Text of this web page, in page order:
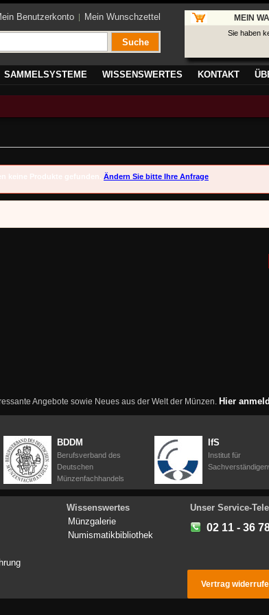
Benutzerkonto Mein Wunschzettel
Suche
MEIN
Sie haben
SAMMELSYSTEME WISSENSWERTES KONTAKT
keine Produkte gefunden. Ändern Sie bitte Ihre Anfrage
Angebote sowie Neues aus der Welt der Münzen. Hier
BDDM
Berufsverband des
Deutschen
Münzenfachhandels
IfS
Institut für
Wissenswertes
Münzgalerie
Numismatikbibliothek
Unser Service-
02 11 - 36
Vertrag